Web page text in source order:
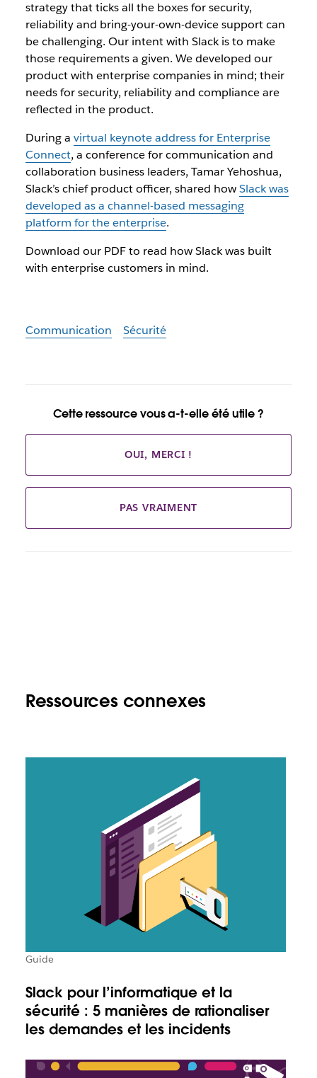
strategy that ticks all the boxes for security,
reliability and bring-your-own-device support can
be challenging. Our intent with Slack is to make
those requirements a given. We developed our
product with enterprise companies in mind; their
needs for security, reliability and compliance are
reflected in the product.
During a virtual keynote address for Enterprise
Connect, a conference for communication and
collaboration business leaders, Tamar Yehoshua,
Slack’s chief product officer, shared howSlack was
developed as a channel-based messaging
platform for the enterprise.
Download our PDF to read how Slack was built
with enterprise customers in mind.
Communication Sécurité
Cette ressource vous a-t-elle été utile ?
OUI, MERCI !
PAS VRAIMENT
Ressources connexes
Guide
Slack pour l’informatique et la
sécurité : 5 manières de rationaliser
les demandes et les incidents